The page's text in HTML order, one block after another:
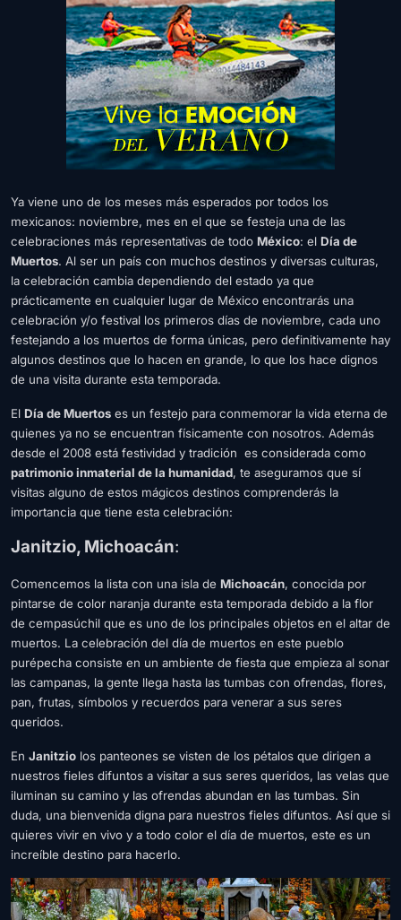
Ya viene uno de los meses más esperados por todos los
mexicanos: noviembre, mes en el que se festeja una de las
celebraciones más representativas de todo México: el Día de
Muertos. Al ser un país con muchos destinos y diversas culturas,
la celebración cambia dependiendo del estado ya que
prácticamente en cualquier lugar de México encontrarás una
celebración y/o festival los primeros días de noviembre, cada uno
festejando a los muertos de forma únicas, pero definitivamente hay
algunos destinos que lo hacen en grande, lo que los hace dignos
de una visita durante esta temporada.
El Día de Muertos es un festejo para conmemorar la vida eterna de
quienes ya no se encuentran físicamente con nosotros. Además
desde el 2008 está festividad y tradición es considerada como
patrimonio inmaterial de la humanidad, te aseguramos que sí
visitas alguno de estos mágicos destinos comprenderás la
importancia que tiene esta celebración:
Janitzio, Michoacán:
Comencemos la lista con una isla de Michoacán, conocida por
pintarse de color naranja durante esta temporada debido a la flor
de cempasúchil que es uno de los principales objetos en el altar de
muertos. La celebración del día de muertos en este pueblo
purépecha consiste en un ambiente de fiesta que empieza al sonar
las campanas, la gente llega hasta las tumbas con ofrendas, flores,
pan, frutas, símbolos y recuerdos para venerar a sus seres
queridos.
En Janitzio los panteones se visten de los pétalos que dirigen a
nuestros fieles difuntos a visitar a sus seres queridos, las velas que
iluminan su camino y las ofrendas abundan en las tumbas. Sin
duda, una bienvenida digna para nuestros fieles difuntos. Así que si
quieres vivir en vivo y a todo color el día de muertos, este es un
increíble destino para hacerlo.